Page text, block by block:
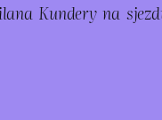
Kundery na